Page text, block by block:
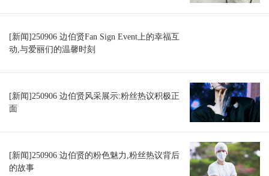
[新闻]250906 边伯贤Fan Sign Event上的幸福互
动,与爱丽们的温馨时刻
[新闻]250906 边伯贤风采展示:粉丝热议积极正
面
[新闻]250906 边伯贤的粉色魅力,粉丝热议背后
的故事